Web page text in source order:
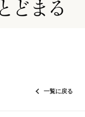
一覧に戻る